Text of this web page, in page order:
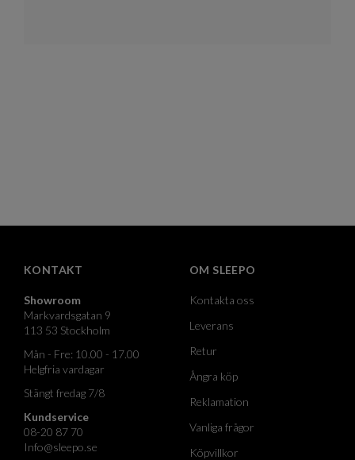
KONTAKT
Showroom
Markvardsgatan 9
113 53 Stockholm
Mån - Fre: 10.00 - 17.00
Helgfria vardagar
Stängt fredag 7/8
Kundservice
08-20 87 70
Info@sleepo.se
OM SLEEPO
Kontakta oss
Leverans
Retur
Ångra köp
Reklamation
Vanliga frågor
Köpvillkor